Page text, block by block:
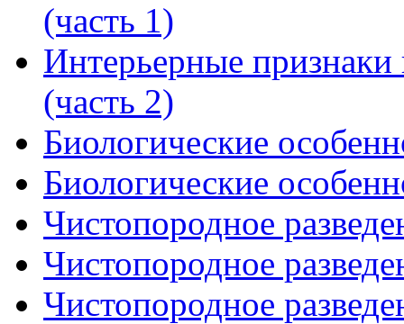
(часть 1)
Интерьерные признаки
(часть 2)
Биологические
Биологические
Чистопородное
Чистопородное
Чистопородное